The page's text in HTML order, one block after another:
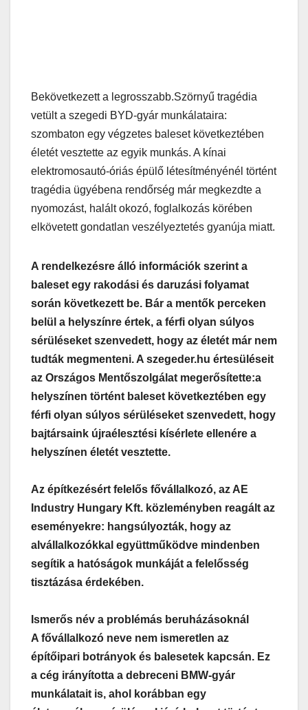
Bekövetkezett a legrosszabb.Szörnyű tragédia
vetült a szegedi BYD-gyár munkálataira:
szombaton egy végzetes baleset következtében
életét vesztette az egyik munkás. A kínai
elektromosautó-óriás épülő létesítményénél történt
tragédia ügyébena rendőrség már megkezdte a
nyomozást, halált okozó, foglalkozás körében
elkövetett gondatlan veszélyeztetés gyanúja miatt.
A rendelkezésre álló információk szerint a
baleset egy rakodási és daruzási folyamat
során következett be. Bár a mentők perceken
belül a helyszínre értek, a férfi olyan súlyos
sérüléseket szenvedett, hogy az életét már nem
tudták megmenteni. A szegeder.hu értesüléseit
az Országos Mentőszolgálat megerősítette:a
helyszínen történt baleset következtében egy
férfi olyan súlyos sérüléseket szenvedett, hogy
bajtársaink újraélesztési kísérlete ellenére a
helyszínen életét vesztette.
Az építkezésért felelős fővállalkozó, az AE
Industry Hungary Kft. közleményben reagált az
eseményekre: hangsúlyozták, hogy az
alvállalkozókkal együttműködve mindenben
segítik a hatóságok munkáját a felelősség
tisztázása érdekében.
Ismerős név a problémás beruházásoknál
A fővállalkozó neve nem ismeretlen az
építőipari botrányok és balesetek kapcsán. Ez
a cég irányította a debreceni BMW-gyár
munkálatait is, ahol korábban egy